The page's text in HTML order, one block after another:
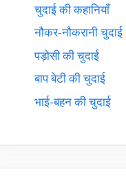
चुदाई की कहानियाँ
नौकर-नौकरानी चुदाई
पड़ोसी की चुदाई
बाप बेटी की चुदाई
भाई-बहन की चुदाई